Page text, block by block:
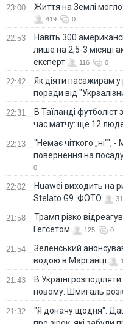
23:00 Життя на Землі могло
419 0
22:53
Навіть 300
лише на 2,5-3 місяці
експерт
116 0
22:42
Як діяти пасажирам у
поради від
22:31
В Таїланді футболіст
час матчу: ще 12
22:13
"Немає чіткого „ні“",
повернення на
0
22:02
Huawei виходить на
Stelato G9. ФОТО
21:58
Трамп різко
Гегсетом
125 0
21:54
Зеленський
водою в Марганці
21:43
В Україні
новому: Шмигаль
21:32
"Я доначу щодня":